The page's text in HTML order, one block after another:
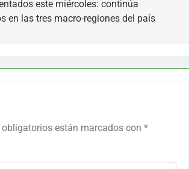
este miércoles: continúa
en las tres macro-regiones del país
están marcados con *